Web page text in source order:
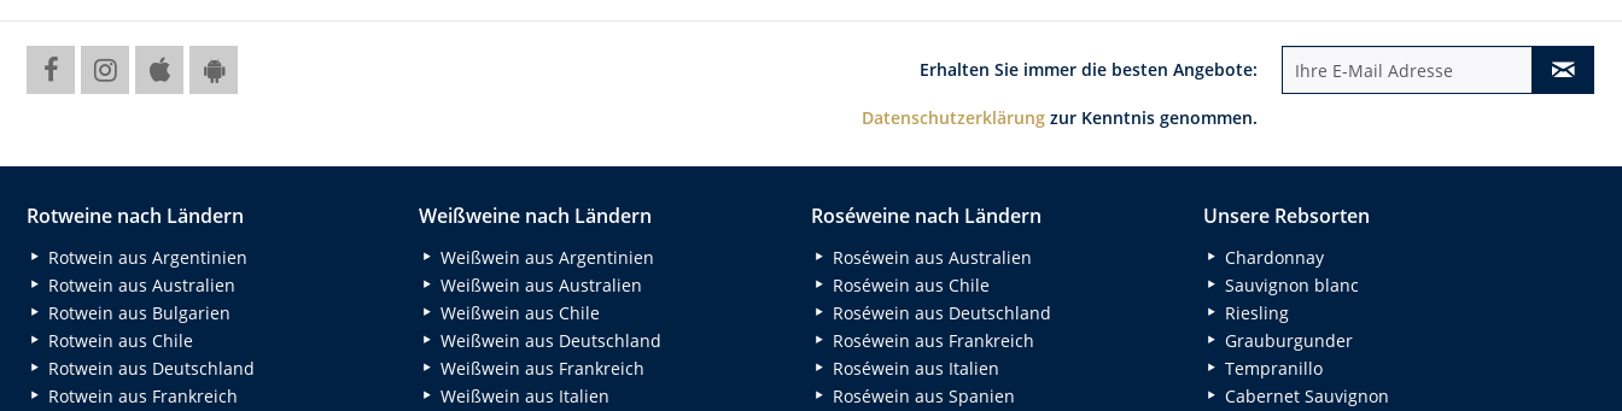
Erhalten Sie immer die besten Angebote:
Datenschutzerklärung zur Kenntnis genommen.
Rotweine nach Ländern
Rotwein aus Argentinien
Rotwein aus Australien
Rotwein aus Bulgarien
Rotwein aus Chile
Rotwein aus Deutschland
Rotwein aus Frankreich
Weißweine nach Ländern
Weißwein aus Argentinien
Weißwein aus Australien
Weißwein aus Chile
Weißwein aus Deutschland
Weißwein aus Frankreich
Weißwein aus Italien
Roséweine nach Ländern
Roséwein aus Australien
Roséwein aus Chile
Roséwein aus Deutschland
Roséwein aus Frankreich
Roséwein aus Italien
Roséwein aus Spanien
Unsere Rebsorten
Chardonnay
Sauvignon blanc
Riesling
Grauburgunder
Tempranillo
Cabernet Sauvignon